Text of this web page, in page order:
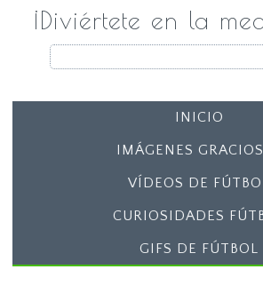
¡Diviértete en la
INICIO
IMÁGENES
VÍDEOS DE
CURIOSIDADES
GIFS DE FÚTBOL